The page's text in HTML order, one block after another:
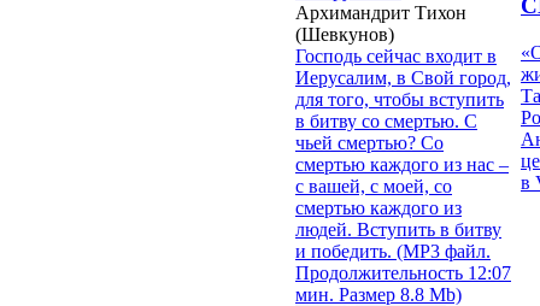
Архимандрит Тихон
(Шевкунов)
Господь сейчас входит в
Иерусалим, в Свой город,
для того, чтобы вступить
в битву со смертью. С
чьей смертью? Со
смертью каждого из нас –
с вашей, с моей, со
смертью каждого из
людей. Вступить в битву
и победить. (MP3 файл.
Продолжительность 12:07
мин. Размер 8.8 Mb)
в